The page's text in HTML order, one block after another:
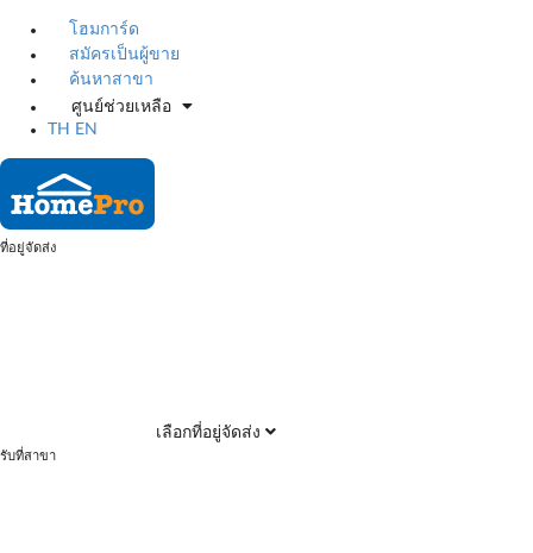
โฮมการ์ด
สมัครเป็นผู้ขาย
ค้นหาสาขา
ศูนย์ช่วยเหลือ
TH
EN
ที่อยู่จัดส่ง
เลือกที่อยู่จัดส่ง
รับที่สาขา